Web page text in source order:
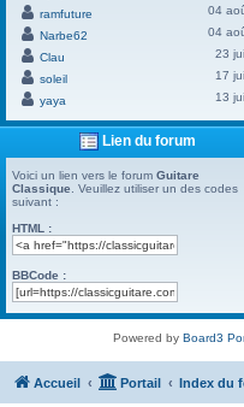
ramfuture
04
Narbe62
04
Clau
23
soleil
17
yaya
13
Lien du forum
Voici un lien vers le forum Guitare
Classique . Veuillez utiliser un des codes
suivant :
HTML :
BBCode :
Powered by Board3
Accueil Portail Index du